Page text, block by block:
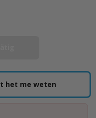
het me weten